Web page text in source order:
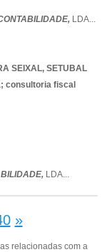
LDA...
SEIXAL, SETUBAL
consultoria fiscal
LDA...
»
relacionadas com a